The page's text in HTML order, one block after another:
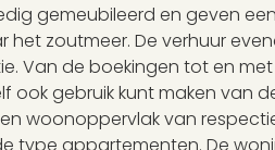
gemeubileerd en geven
zoutmeer. De verhuur
Van de boekingen tot en
ook gebruik kunt maken van
woonoppervlak van